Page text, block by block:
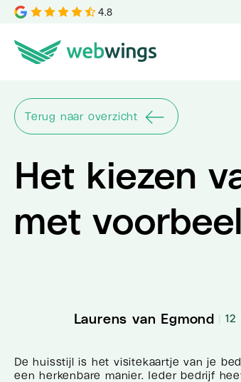
4.8
Terug naar overzicht
Het kiezen
met
Laurens van Egmond |
De huisstijl is het visitekaartje van je
een herkenbare manier. Ieder bedrijf